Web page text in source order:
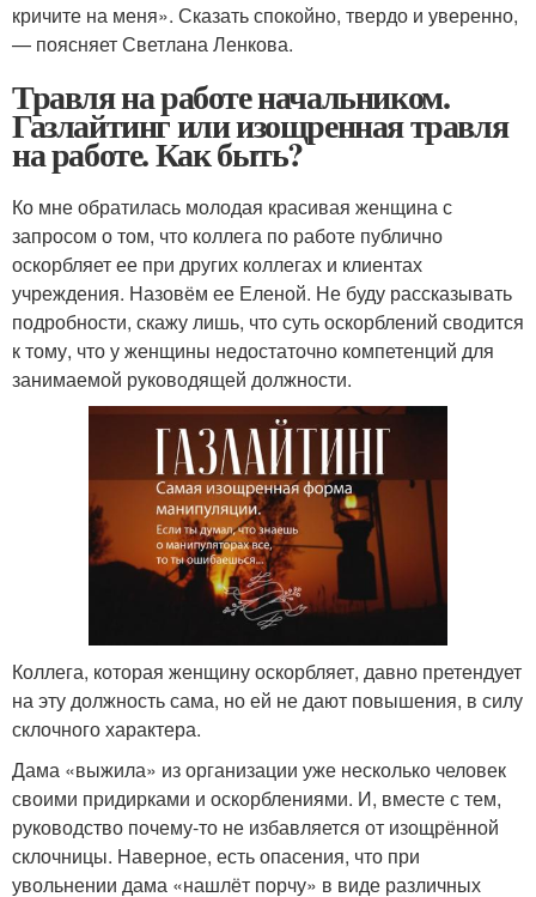
кричите на меня». Сказать спокойно, твердо и уверенно,
— поясняет Светлана Ленкова.
Травля на работе начальником.
Газлайтинг или изощренная травля
на работе. Как быть?
Ко мне обратилась молодая красивая женщина с
запросом о том, что коллега по работе публично
оскорбляет ее при других коллегах и клиентах
учреждения. Назовём ее Еленой. Не буду рассказывать
подробности, скажу лишь, что суть оскорблений сводится
к тому, что у женщины недостаточно компетенций для
занимаемой руководящей должности.
Коллега, которая женщину оскорбляет, давно претендует
на эту должность сама, но ей не дают повышения, в силу
склочного характера.
Дама «выжила» из организации уже несколько человек
своими придирками и оскорблениями. И, вместе с тем,
руководство почему-то не избавляется от изощрённой
склочницы. Наверное, есть опасения, что при
увольнении дама «нашлёт порчу» в виде различных